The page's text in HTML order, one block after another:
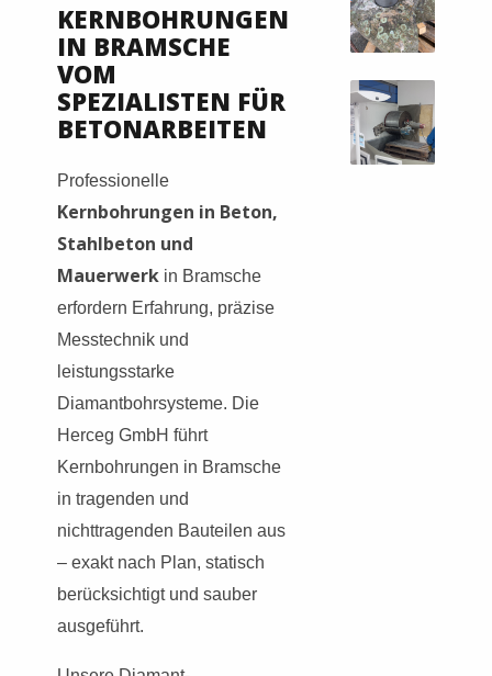
KERNBOHRUNGEN
IN BRAMSCHE
VOM
SPEZIALISTEN FÜR
BETONARBEITEN
Professionelle
Kernbohrungen in Beton,
Stahlbeton und
Mauerwerk in Bramsche
erfordern Erfahrung, präzise
Messtechnik und
leistungsstarke
Diamantbohrsysteme. Die
Herceg GmbH führt
Kernbohrungen in Bramsche
in tragenden und
nichttragenden Bauteilen aus
– exakt nach Plan, statisch
berücksichtigt und sauber
ausgeführt.